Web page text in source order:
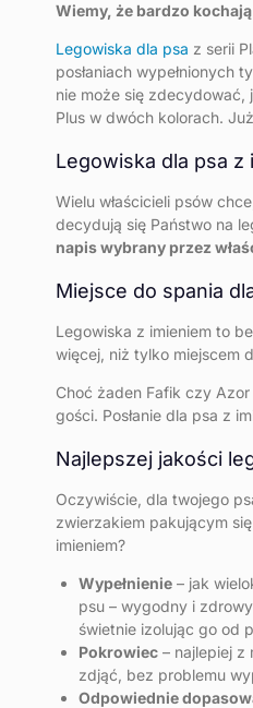
Wiemy, że bardzo
Legowiska dla psa z serii
posłaniach wypełnionych
nie może się zdecydować,
Plus w dwóch kolorach.
Legowiska dla psa z
Wielu właścicieli psów
decydują się Państwo na
napis wybrany przez
Miejsce do spania
Legowiska z imieniem to
więcej, niż tylko miejscem
Choć żaden Fafik czy
gości. Posłanie dla psa z
Najlepszej jakości
Oczywiście, dla twojego
zwierzakiem pakującym
imieniem?
Wypełnienie – jak
psu – wygodny i
świetnie izolując go od
Pokrowiec – najlepiej z
zdjąć, bez problemu
Odpowiednie